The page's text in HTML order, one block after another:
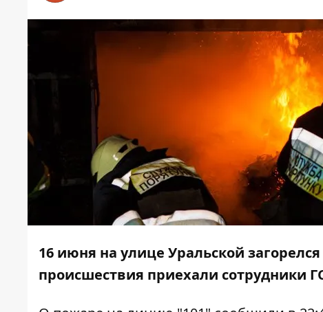
16 июня на улице Уральской
происшествия приехали сотрудники